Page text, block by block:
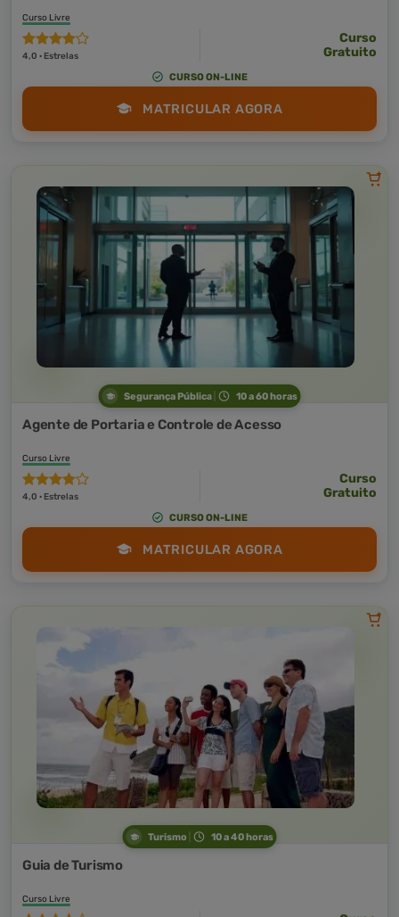
Curso Livre
4,0 · Estrelas
Curso
Gratuito
CURSO ON-LINE
MATRICULAR AGORA
Segurança Pública 10 a 60 horas
Agente de Portaria e Controle de Acesso
Curso Livre
4,0 · Estrelas
Curso
Gratuito
CURSO ON-LINE
MATRICULAR AGORA
Turismo 10 a 40 horas
Guia de Turismo
Curso Livre